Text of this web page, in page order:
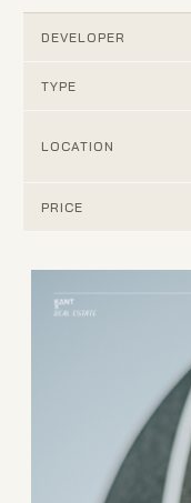
DEVELOPER
TYPE
LOCATION
PRICE